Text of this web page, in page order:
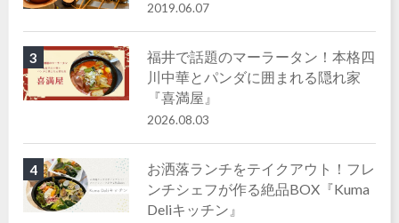
2019.06.07
3
福井で話題のマーラータン！本格四
川中華とパンダに囲まれる隠れ家
『喜満屋』
2026.08.03
4
お洒落ランチをテイクアウト！フレ
ンチシェフが作る絶品BOX『Kuma
Deliキッチン』